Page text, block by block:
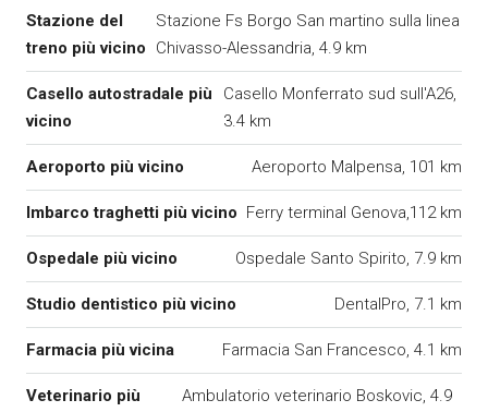
Stazione del
treno più vicino
Stazione Fs Borgo San martino sulla linea
Chivasso-Alessandria, 4.9 km
Casello autostradale più
vicino
Casello Monferrato sud sull'A26,
3.4 km
Aeroporto più vicino Aeroporto Malpensa, 101 km
Imbarco traghetti più vicino Ferry terminal Genova,112 km
Ospedale più vicino Ospedale Santo Spirito, 7.9 km
Studio dentistico più vicino DentalPro, 7.1 km
Farmacia più vicina Farmacia San Francesco, 4.1 km
Veterinario più
Ambulatorio veterinario Boskovic, 4.9